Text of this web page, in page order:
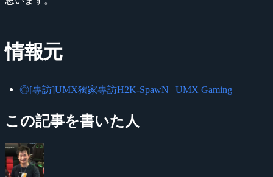
情報元
◎[專訪]UMX獨家專訪H2K-SpawN | UMX Gaming
この記事を書いた人